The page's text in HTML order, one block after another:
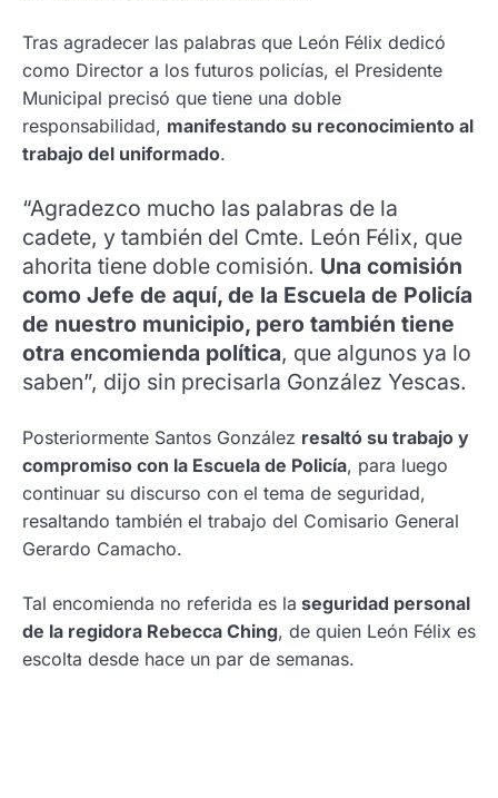
Tras agradecer las palabras que León Félix dedicó
como Director a los futuros policías, el Presidente
Municipal precisó que tiene una doble
responsabilidad, manifestando su reconocimiento al
trabajo del uniformado.
“Agradezco mucho las palabras de la
cadete, y también del Cmte. León Félix, que
ahorita tiene doble comisión. Una comisión
como Jefe de aquí, de la Escuela de Policía
de nuestro municipio, pero también tiene
otra encomienda política, que algunos ya lo
saben”, dijo sin precisarla González Yescas.
Posteriormente Santos González resaltó su trabajo y
compromiso con la Escuela de Policía, para luego
continuar su discurso con el tema de seguridad,
resaltando también el trabajo del Comisario General
Gerardo Camacho.
Tal encomienda no referida es la seguridad personal
de la regidora Rebecca Ching, de quien León Félix es
escolta desde hace un par de semanas.